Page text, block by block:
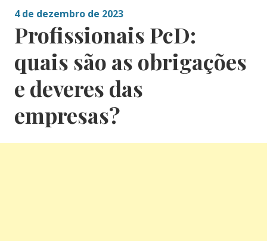
4 de dezembro de 2023
Profissionais PcD:
quais são as obrigações
e deveres das
empresas?